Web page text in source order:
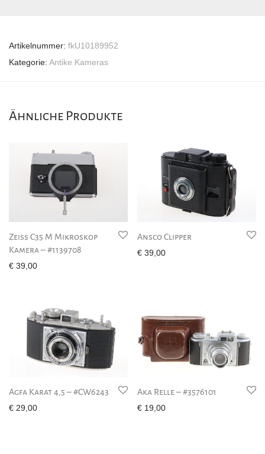
Artikelnummer: fkU10189952
Kategorie: Antike Kameras
Ähnliche Produkte
Zeiss C35 M Mikroskop
Kamera – #1139708
€ 39,00
Ansco Clipper
€ 39,00
Agfa Karat 4,5 – #CW6243
€ 29,00
Aka Relle – #3576101
€ 19,00